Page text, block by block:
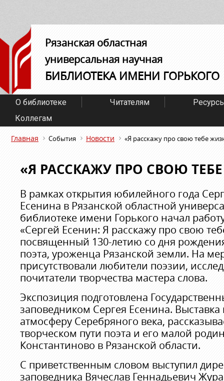
Рязанская областная
универсальная научная
БИБЛИОТЕКА ИМЕНИ ГОРЬКОГО
О библиотеке Читателям
Коллегам
Главная События Новости «Я расскажу про свою тебе
«Я РАССКАЖУ ПРО СВОЮ
В рамках открытия юбилейного года
Есенина в Рязанской областной
библиотеке имени Горького начал
«Сергей Есенин: Я расскажу про свою
посвященный 130-летию со дня
поэта, уроженца Рязанской земли. На
присутствовали любители поэзии,
почитатели творчества мастера слова.
Экспозиция подготовлена
заповедником Сергея Есенина. Выставка
атмосферу Серебряного века,
творческом пути поэта и его малой
Константиново в Рязанской области.
С приветственным словом выступил
заповедника Вячеслав Геннадьевич